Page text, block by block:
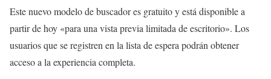
Este nuevo modelo de buscador es gratuito y está disponible a
partir de hoy «para una vista previa limitada de escritorio». Los
usuarios que se registren en la lista de espera podrán obtener
acceso a la experiencia completa.